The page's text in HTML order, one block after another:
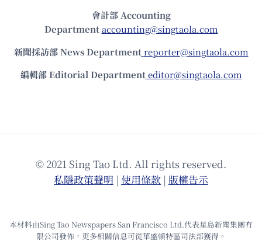
會計部 Accounting
Department accounting@singtaola.com
新聞採訪部 News Department reporter@singtaola.com
編輯部 Editorial Department editor@singtaola.com
© 2021 Sing Tao Ltd. All rights reserved.
私隱政策聲明 | 使⽤條款 | 版權告⽰
本材料由Sing Tao Newspapers San Francisco Ltd.代表星島新聞集團有
限公司發佈，更多相關信息可從華盛頓特區司法部獲得。